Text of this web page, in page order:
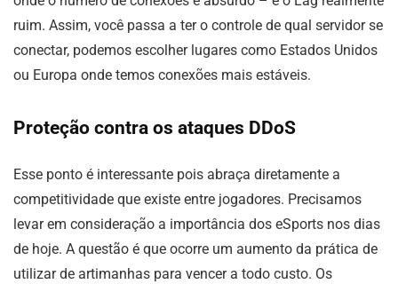
ruim. Assim, você passa a ter o controle de qual servidor se
conectar, podemos escolher lugares como Estados Unidos
ou Europa onde temos conexões mais estáveis.
Proteção contra os ataques DDoS
Esse ponto é interessante pois abraça diretamente a
competitividade que existe entre jogadores. Precisamos
levar em consideração a importância dos eSports nos dias
de hoje. A questão é que ocorre um aumento da prática de
utilizar de artimanhas para vencer a todo custo. Os